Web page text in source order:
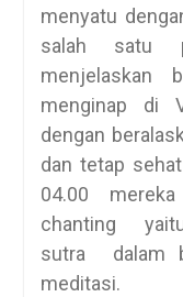
menyatu
salah satu
menjelaskan
menginap di
dengan
dan tetap
04.00
chanting
sutra dalam
meditasi.